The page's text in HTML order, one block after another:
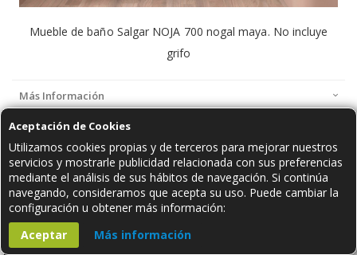
Aceptación de Cookies
Utilizamos cookies propias y de terceros para mejorar nuestros
servicios y mostrarle publicidad relacionada con sus preferencias
mediante el análisis de sus hábitos de navegación. Si continúa
navegando, consideramos que acepta su uso. Puede cambiar la
configuración u obtener más información:
Aceptar
Más información
Mueble de baño Salgar NOJA 700 nogal maya. No incluye
grifo
Más Información
¡HEMOS ENCONTRADO OTROS PRODUCTOS QUE TE PUEDEN GUSTAR!